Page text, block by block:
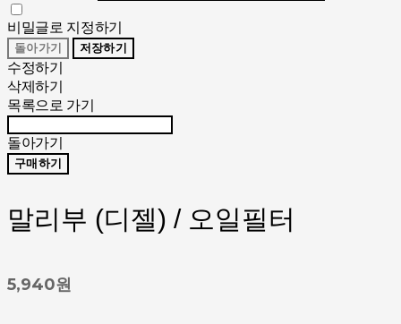
비밀글로 지정하기
돌아가기 저장하기
수정하기
삭제하기
목록으로 가기
돌아가기
구매하기
말리부 (디젤​​) / 오일필터
5,940원